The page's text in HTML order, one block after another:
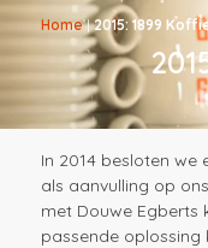
Home|2015: 1899
In 2014 besloten we
als aanvulling op
met Douwe Egberts
passende oplossing